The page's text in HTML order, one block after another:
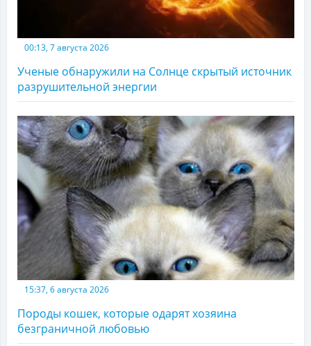
00:13, 7 августа 2026
Ученые обнаружили на Солнце скрытый источник
разрушительной энергии
15:37, 6 августа 2026
Породы кошек, которые одарят хозяина
безграничной любовью